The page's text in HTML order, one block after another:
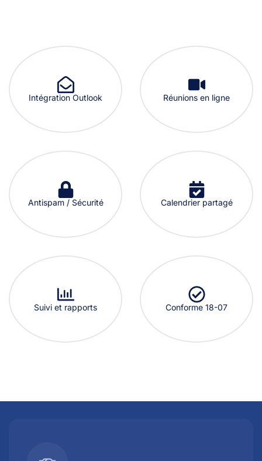
Intégration Outlook Réunions en ligne
Antispam / Sécurité Calendrier partagé
Suivi et rapports Conforme 18-07